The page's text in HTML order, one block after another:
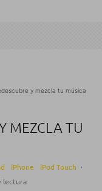
y mezcla tu música
MEZCLA TU
iPhone iPod Touch ·
lectura